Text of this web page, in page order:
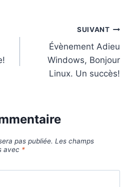
SUIVANT
Évènement Adieu
Windows, Bonjour
Linux. Un succès!
pas publiée. Les champs
avec *